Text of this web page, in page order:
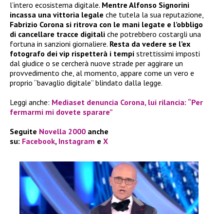
l’intero ecosistema digitale. Mentre Alfonso Signorini
incassa una vittoria legale che tutela la sua reputazione,
Fabrizio Corona si ritrova con le mani legate e l’obbligo
di cancellare tracce digitali che potrebbero costargli una
fortuna in sanzioni giornaliere. Resta da vedere se l’ex
fotografo dei vip rispetterà i tempi strettissimi imposti
dal giudice o se cercherà nuove strade per aggirare un
provvedimento che, al momento, appare come un vero e
proprio “bavaglio digitale” blindato dalla legge.
Leggi anche: Mediaset denuncia Corona, lui rilancia: “Per
fermarmi mi dovete sparare”
Seguite Novella 2000 anche
su: Facebook, Instagram e X